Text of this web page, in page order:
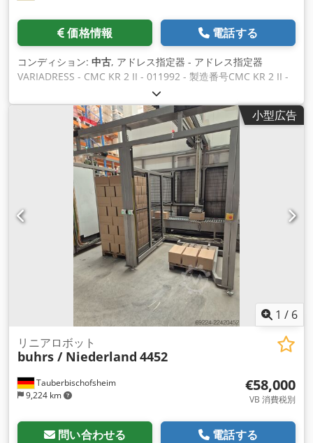
価格情報 電話する
コンディション: 中古, アドレス指定器 - アドレス指定器
VARIADRESS - CMC KR 2 II - 011992 - 製造番号CMC KR 2 II -
01 スカイプビデオによるオンラインビデオ検査 ご訪問をお待
ちしております。 Codpfx Abeh Ax Skjroha すぐに利用可能 -
検査することができます エムスキルヒェン/ニュルンベルク在
庫あり - 検査可能
小型広告
1 / 6
Tauberbischofsheim
9,224 km
リニアロボット
buhrs / Niederland 4452
€58,000
VB 消費税別
問い合わせる 電話する